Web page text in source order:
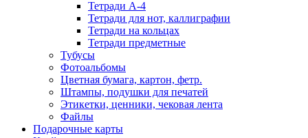
Тетради А-4
Тетради для нот, каллиграфии
Тетради на кольцах
Тетради предметные
Тубусы
Фотоальбомы
Цветная бумага, картон, фетр.
Штампы, подушки для печатей
Этикетки, ценники, чековая лента
Файлы
Подарочные карты